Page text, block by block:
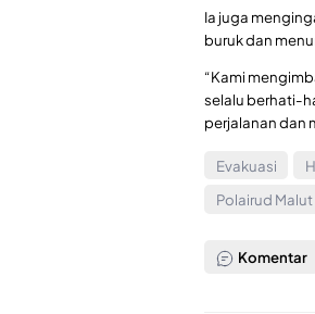
Ia juga
buruk dan
“Kami
selalu berhati-
perjalanan dan
Evakuasi
Polairud Malut
Komentar